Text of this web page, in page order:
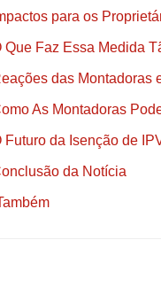
para os
Que Faz Essa Medida
das Montadoras
As Montadoras
Futuro da Isenção de
da Notícia